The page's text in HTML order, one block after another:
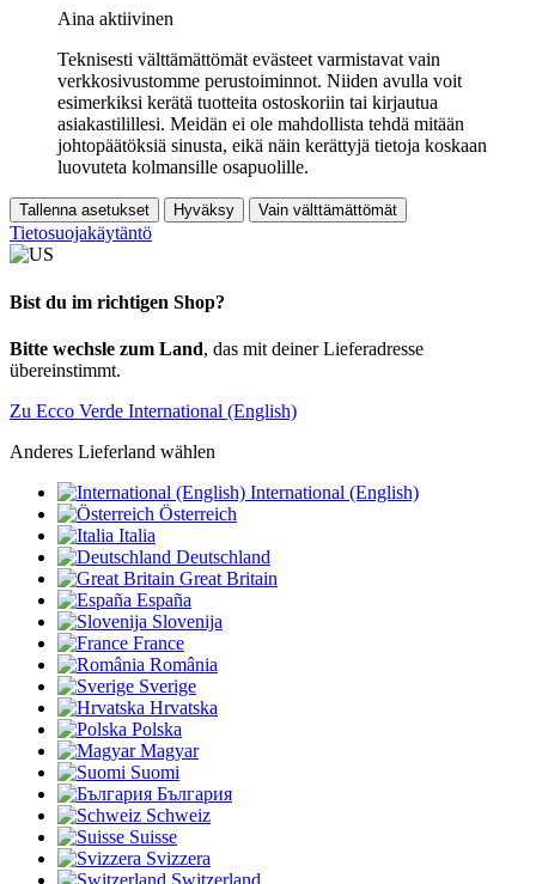
Aina aktiivinen
Teknisesti välttämättömät evästeet varmistavat vain
verkkosivustomme perustoiminnot. Niiden avulla voit
esimerkiksi kerätä tuotteita ostoskoriin tai kirjautua
asiakastilillesi. Meidän ei ole mahdollista tehdä mitään
johtopäätöksiä sinusta, eikä näin kerättyjä tietoja koskaan
luovuteta kolmansille osapuolille.
Tallenna asetukset Hyväksy Vain välttämättömät
Tietosuojakäytäntö
Bist du im richtigen Shop?
Bitte wechsle zum Land, das mit deiner Lieferadresse
übereinstimmt.
Zu Ecco Verde International (English)
Anderes Lieferland wählen
International (English)
Österreich
Italia
Deutschland
Great Britain
España
Slovenija
France
România
Sverige
Hrvatska
Polska
Magyar
Suomi
България
Schweiz
Suisse
Svizzera
Switzerland